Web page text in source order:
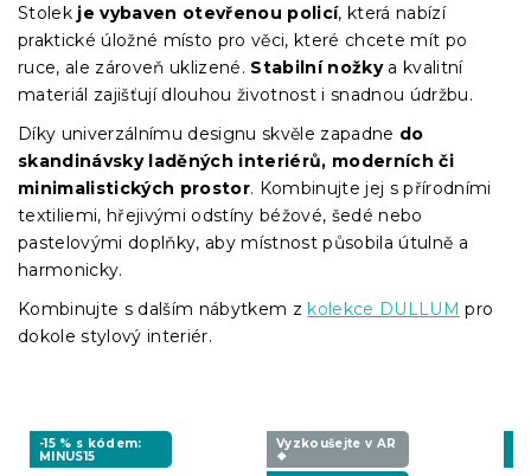
Stolek je vybaven otevřenou policí, která nabízí
praktické úložné místo pro věci, které chcete mít po
ruce, ale zároveň uklizené. Stabilní nožkya kvalitní
materiál zajišťují dlouhou životnost i snadnou údržbu.
Díky univerzálnímu designu skvěle zapadne do
skandinávsky laděných interiérů, moderních či
minimalistických prostor. Kombinujte jej s přírodními
textiliemi, hřejivými odstíny béžové, šedé nebo
pastelovými doplňky, aby místnost působila útulně a
harmonicky.
Kombinujte s dalším nábytkem z kolekce DULLUM pro
dokole stylový interiér.
-15 % s kódem:
MINUS15
Vyzkoušejte v AR
❖